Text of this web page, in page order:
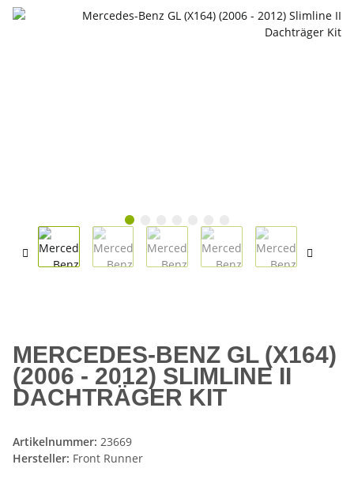
MERCEDES-BENZ GL (X164)
(2006 - 2012) SLIMLINE II
DACHTRÄGER KIT
Artikelnummer: 23669
Hersteller: Front Runner